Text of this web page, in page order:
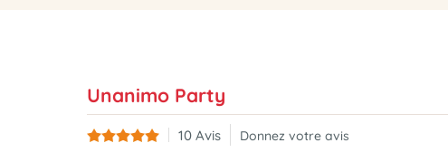
Unanimo Party
10 Avis Donnez votre avis